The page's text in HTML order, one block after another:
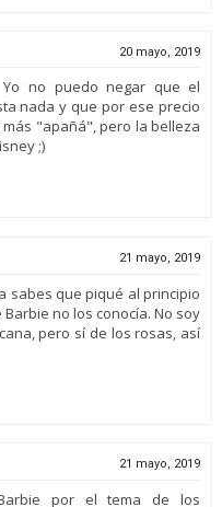
20 mayo, 2019
no puedo negar que el
nada y que por ese precio
"apañá", pero la belleza
;)
21 mayo, 2019
sabes que piqué al principio
no los conocía. No soy
pero sí de los rosas, así
21 mayo, 2019
por el tema de los